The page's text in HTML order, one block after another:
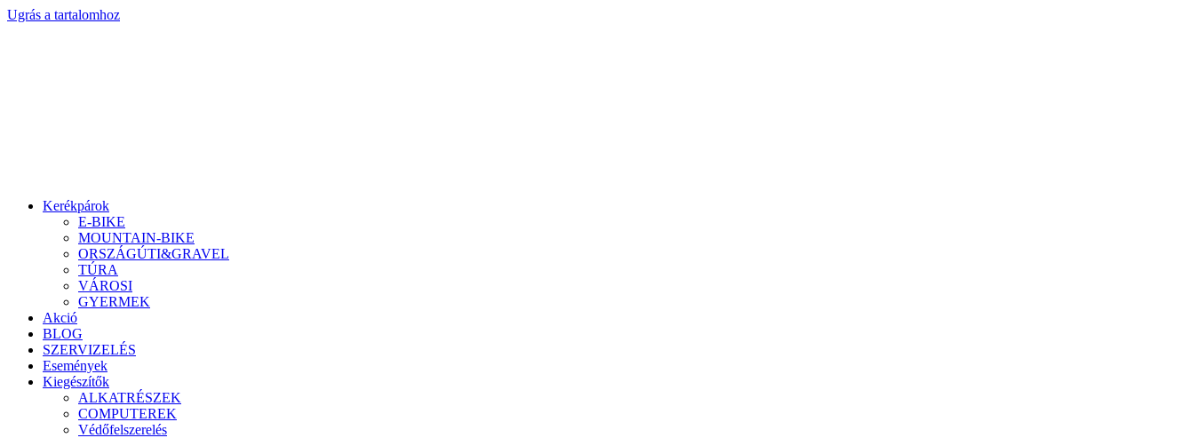
Ugrás a tartalomhoz
Kerékpárok
E-BIKE
MOUNTAIN-BIKE
ORSZÁGÚTI&GRAVEL
TÚRA
VÁROSI
GYERMEK
Akció
BLOG
SZERVIZELÉS
Események
Kiegészítők
ALKATRÉSZEK
COMPUTEREK
Védőfelszerelés